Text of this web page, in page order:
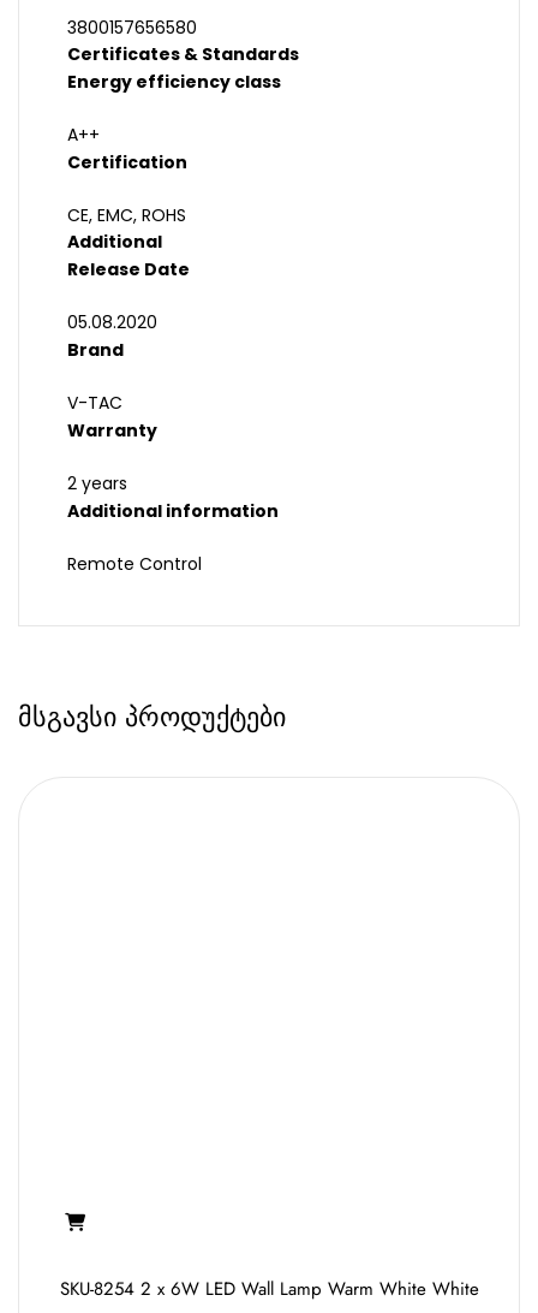
3800157656580
Certificates & Standards
Energy efficiency class
A++
Certification
CE, EMC, ROHS
Additional
Release Date
05.08.2020
Brand
V-TAC
Warranty
2 years
Additional information
Remote Control
მსგავსი პროდუქტები
SKU-8254 2 x 6W LED Wall Lamp Warm White White